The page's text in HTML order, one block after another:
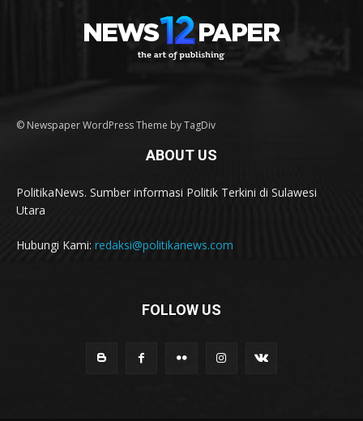
© Newspaper WordPress Theme by TagDiv
ABOUT US
PolitikaNews. Sumber informasi Politik Terkini di Sulawesi
Utara
Hubungi Kami: redaksi@politikanews.com
FOLLOW US